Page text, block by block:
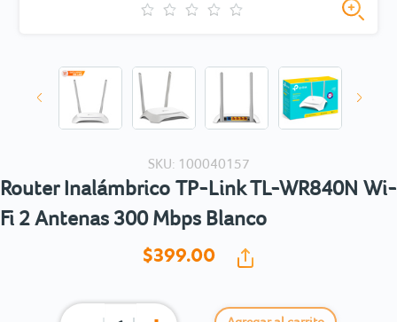
SKU: 100040157
Router Inalámbrico TP-Link TL-WR840N Wi-
Fi 2 Antenas 300 Mbps Blanco
$399.00